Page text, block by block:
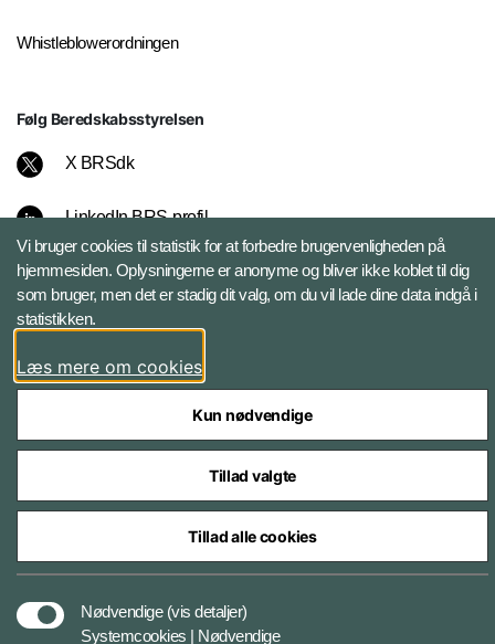
Whistleblowerordningen
Følg Beredskabsstyrelsen
X BRSdk
LinkedIn BRS-profil
YouTube
Instagram
Vi bruger cookies til statistik for at forbedre brugervenligheden på
hjemmesiden. Oplysningerne er anonyme og bliver ikke koblet til dig
som bruger, men det er stadig dit valg, om du vil lade dine data indgå i
statistikken.
Læs mere om cookies
Kun nødvendige
Tillad valgte
Tillad alle cookies
Nødvendige (vis detaljer)
Systemcookies | Nødvendige